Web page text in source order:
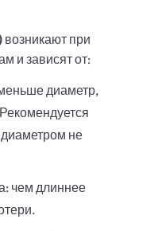
возникают при
и зависят от:
диаметр,
не
чем длиннее